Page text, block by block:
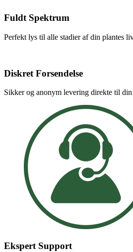
Fuldt Spektrum
Perfekt lys til alle stadier af din plantes
Diskret Forsendelse
Sikker og anonym levering direkte til din
Ekspert Support